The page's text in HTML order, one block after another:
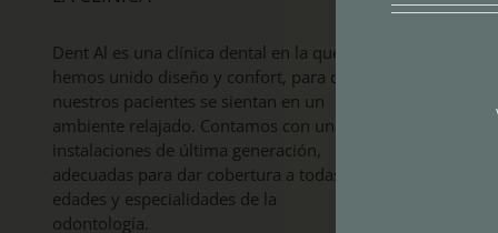
Dent Al es una clínica dental en la que
hemos unido diseño y confort, para que
nuestros pacientes se sientan en un
ambiente relajado. Contamos con unas
instalaciones de última generación,
adecuadas para dar cobertura a todas las
edades y especialidades de la
odontología.